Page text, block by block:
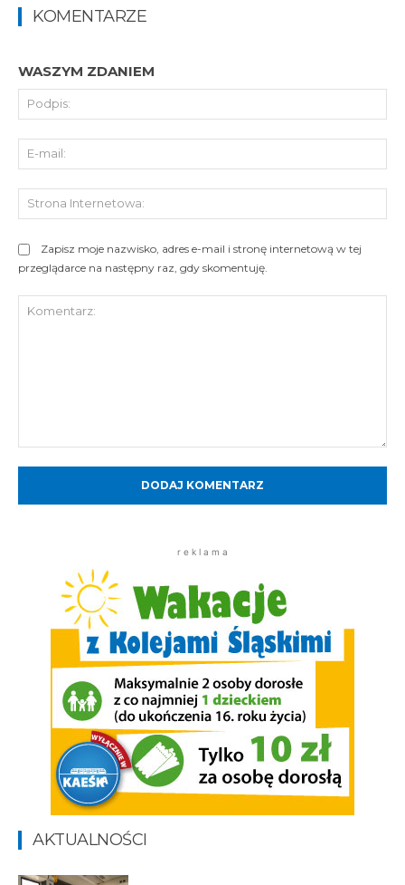
KOMENTARZE
WASZYM ZDANIEM
Zapisz moje nazwisko, adres e-mail i stronę internetową w tej
przeglądarce na następny raz, gdy skomentuję.
r e k l a m a
AKTUALNOŚCI